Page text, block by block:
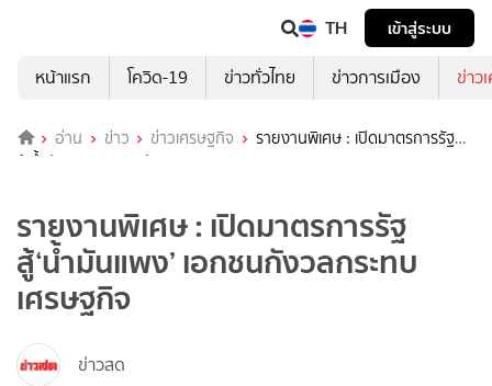
TH
เข้าสู่ระบบ
หน้าแรก
โควิด-19 ข่าวทั่วไทย ข่าวการเมือง ข่าว
อ่าน ข่าว ข่าวเศรษฐกิจ
รายงานพิเศษ : เปิดมาตรการรัฐ
สู้‘น้ำมันแพง’ เอกชนกังวลกระทบเศรษฐกิจ
รายงานพิเศษ : เปิดมาตรการรัฐ
สู้‘น้ำมันแพง’ เอกชนกังวลกระทบ
เศรษฐกิจ
ข่าวสด